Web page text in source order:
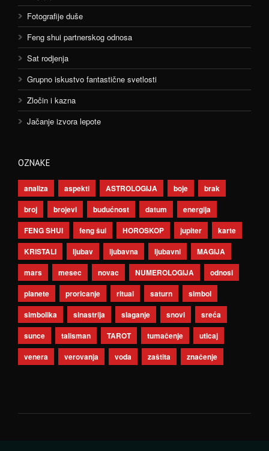
Fotografije duše
Feng shui partnerskog odnosa
Sat rodjenja
Grupno iskustvo fantastične svetlosti
Zločin i kazna
Jačanje izvora lepote
OZNAKE
analiza aspekti ASTROLOGIJA boje
brak
broj
brojevi budućnost datum
energija
FENG SHUI
feng šui HOROSKOP jupiter
karte
KRISTALI
ljubav ljubavna ljubavni
MAGIJA
mars
mesec novac NUMEROLOGIJA
odnosi
planete
proricanje ritual saturn
simbol
simbolika
sinastrija slaganje snovi
sreća
sunce
talisman TAROT tumačenje
uticaj
venera
verovanja voda zaštita značenje